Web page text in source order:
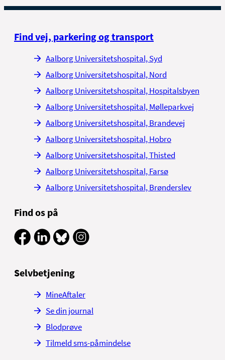
Find vej, parkering og transport
Aalborg Universitetshospital, Syd
Aalborg Universitetshospital, Nord
Aalborg Universitetshospital, Hospitalsbyen
Aalborg Universitetshospital, Mølleparkvej
Aalborg Universitetshospital, Brandevej
Aalborg Universitetshospital, Hobro
Aalborg Universitetshospital, Thisted
Aalborg Universitetshospital, Farsø
Aalborg Universitetshospital, Brønderslev
Find os på
Selvbetjening
MineAftaler
Se din journal
Blodprøve
Tilmeld sms-påmindelse